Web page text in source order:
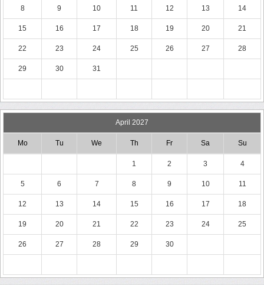
8 9 10 11 12 13 14
15 16 17 18 19 20 21
22 23 24 25 26 27 28
29 30 31
April 2027
Mo Tu We Th Fr Sa Su
1 2 3 4
5 6 7 8 9 10 11
12 13 14 15 16 17 18
19 20 21 22 23 24 25
26 27 28 29 30